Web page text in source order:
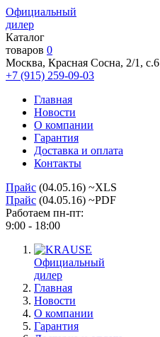
Официальный
дилер
Каталог
товаров 0
Москва, Красная Сосна, 2/1, с.6
+7 (915) 259-09-03
Главная
Новости
О компании
Гарантия
Доставка и оплата
Контакты
Прайс (04.05.16) ~XLS
Прайс (04.05.16) ~PDF
Работаем пн-пт:
9:00 - 18:00
Официальный
дилер
Главная
Новости
О компании
Гарантия